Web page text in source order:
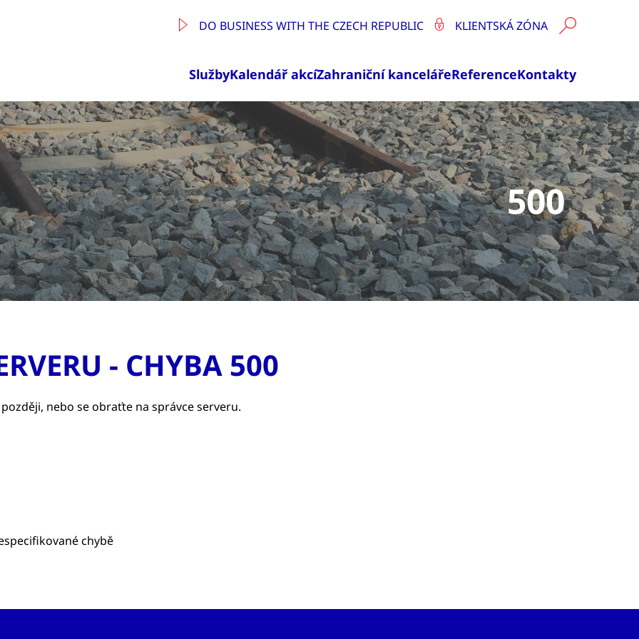
DO BUSINESS WITH THE CZECH REPUBLIC KLIENTSKÁ ZÓNA
SlužbyKalendář akcíZahraniční kancelářeReferenceKontakty
500
- CHYBA 500
nebo se obraťte na správce serveru.
chybě